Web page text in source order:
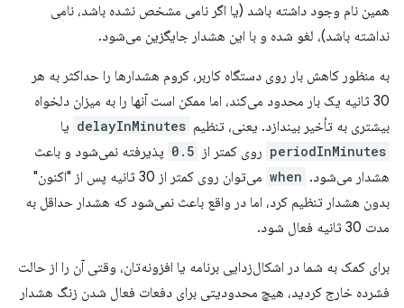
همین نام وجود داشته باشد (یا اگر نامی مشخص نشده باشد، نامی
نداشته باشد)، لغو شده و با این هشدار جایگزین می‌شود.
به منظور کاهش بار روی دستگاه کاربر، کروم هشدارها را حداکثر به هر
30 ثانیه یک بار محدود می‌کند، اما ممکن است آنها را به میزان دلخواه
بیشتری به تأخیر بیندازد. یعنی، تنظیم delayInMinutes یا
periodInMinutes روی کمتر از 0.5 پذیرفته نمی‌شود و باعث
هشدار می‌شود. when
می‌توان روی کمتر از 30 ثانیه پس از "اکنون"
بدون هشدار تنظیم کرد، اما در واقع باعث نمی‌شود که هشدار حداقل به
مدت 30 ثانیه فعال شود.
برای کمک به شما در اشکال‌زدایی برنامه یا افزونه‌تان، وقتی آن را از حالت
فشرده خارج کردید، هیچ محدودیتی برای دفعات فعال شدن زنگ هشدار